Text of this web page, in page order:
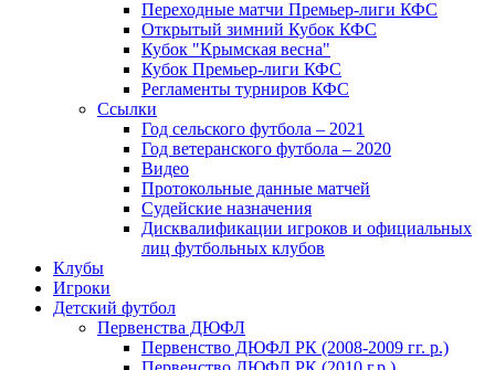
Переходные матчи Премьер-лиги КФС
Открытый зимний Кубок КФС
Кубок "Крымская весна"
Кубок Премьер-лиги КФС
Регламенты турниров КФС
Ссылки
Год сельского футбола – 2021
Год ветеранского футбола – 2020
Видео
Протокольные данные матчей
Судейские назначения
Дисквалификации игроков и официальных
лиц футбольных клубов
Клубы
Игроки
Детский футбол
Первенства ДЮФЛ
Первенство ДЮФЛ РК (2008-2009 гг. р.)